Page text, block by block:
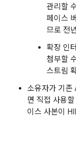
관리할
페이스
므로 전
확장 인
첨부할
스트림
소유자가 기존
면 직접 사용
이스 사본이